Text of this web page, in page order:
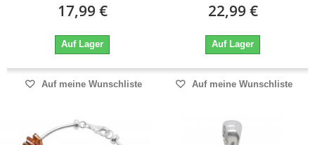
17,99 €
Auf Lager
Auf meine Wunschliste
22,99 €
Auf Lager
Auf meine Wunschliste